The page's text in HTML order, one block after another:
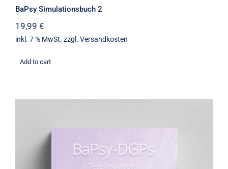
BaPsy Simulationsbuch 2
19,99 €
inkl. 7 % MwSt. zzgl. Versandkosten
Add to cart